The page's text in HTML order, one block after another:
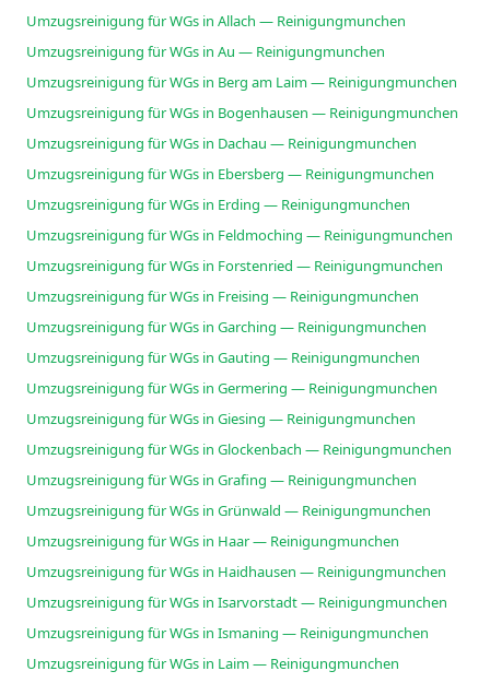
Umzugsreinigung für WGs in Allach — Reinigungmunchen
Umzugsreinigung für WGs in Au — Reinigungmunchen
Umzugsreinigung für WGs in Berg am Laim — Reinigungmunchen
Umzugsreinigung für WGs in Bogenhausen — Reinigungmunchen
Umzugsreinigung für WGs in Dachau — Reinigungmunchen
Umzugsreinigung für WGs in Ebersberg — Reinigungmunchen
Umzugsreinigung für WGs in Erding — Reinigungmunchen
Umzugsreinigung für WGs in Feldmoching — Reinigungmunchen
Umzugsreinigung für WGs in Forstenried — Reinigungmunchen
Umzugsreinigung für WGs in Freising — Reinigungmunchen
Umzugsreinigung für WGs in Garching — Reinigungmunchen
Umzugsreinigung für WGs in Gauting — Reinigungmunchen
Umzugsreinigung für WGs in Germering — Reinigungmunchen
Umzugsreinigung für WGs in Giesing — Reinigungmunchen
Umzugsreinigung für WGs in Glockenbach — Reinigungmunchen
Umzugsreinigung für WGs in Grafing — Reinigungmunchen
Umzugsreinigung für WGs in Grünwald — Reinigungmunchen
Umzugsreinigung für WGs in Haar — Reinigungmunchen
Umzugsreinigung für WGs in Haidhausen — Reinigungmunchen
Umzugsreinigung für WGs in Isarvorstadt — Reinigungmunchen
Umzugsreinigung für WGs in Ismaning — Reinigungmunchen
Umzugsreinigung für WGs in Laim — Reinigungmunchen